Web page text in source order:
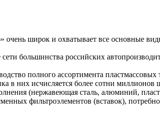
широк и охватывает все основные
большинства российских
полного ассортимента
в них исчисляется более сотни миллионов
(нержавеющая сталь, алюминий,
фильтроэлементов (вставок),